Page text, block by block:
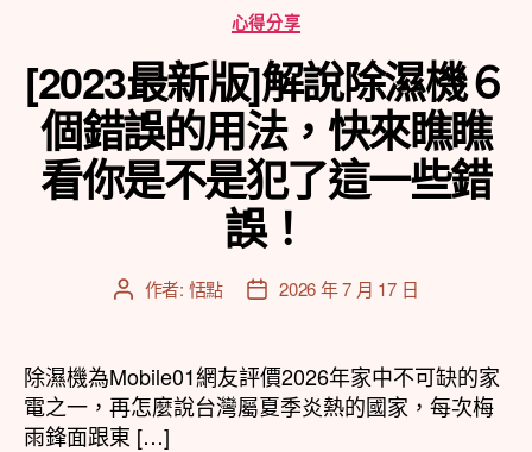
分
類
心得分享
[2023最新版]解說除濕機６
個錯誤的用法，快來瞧瞧
看你是不是犯了這一些錯
誤！
文
者
作者: 恬點
文
佈
日
期
2026 年 7 月 17 日
除濕機為Mobile01網友評價2026年家中不可缺的家
電之一，再怎麼說台灣屬夏季炎熱的國家，每次梅
雨鋒面跟東 […]